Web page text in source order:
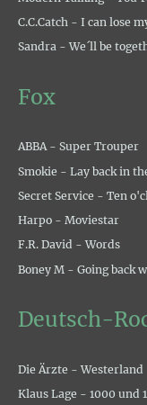
C.C.Catch - I can lose
Sandra - We´ll be
Fox
ABBA - Super Trouper
Smokie - Lay back in
Secret Service - Ten
Harpo - Moviestar
F.R. David - Words
Boney M - Going back
Deutsch-
Die Ärzte - Westerland
Klaus Lage - 1000 und